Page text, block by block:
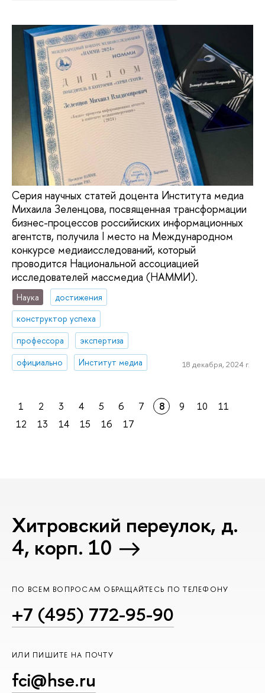
Серия научных статей доцента Института медиа
Михаила Зеленцова, посвященная трансформации
бизнес-процессов российиских информационных
агентств, получила I место на Международном
конкурсе медиаисследований, который
проводится Национальной ассоциацией
исследователей массмедиа (НАММИ).
Наука
достижения
конструктор успеха
профессора
экспертиза
официально
Институт медиа 18 декабря, 2024 г.
1 2 3 4 5 6 7 8 9 10
11
12
13 14 15 16 17
Хитровский переулок, д.
4, корп. 10
ПО ВСЕМ ВОПРОСАМ ОБРАЩАЙТЕСЬ ПО ТЕЛЕФОНУ
+7 (495) 772-95-90
ИЛИ ПИШИТЕ НА ПОЧТУ
fci@hse.ru